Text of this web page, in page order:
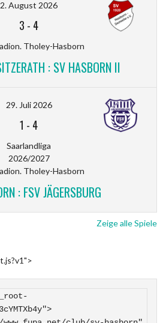
2. August 2026
3 - 4
Tholey-Hasborn
: SV HASBORN II
29. Juli 2026
1 - 4
Saarlandliga
2026/2027
Tholey-Hasborn
: FSV JÄGERSBURG
Zeige alle Spiele